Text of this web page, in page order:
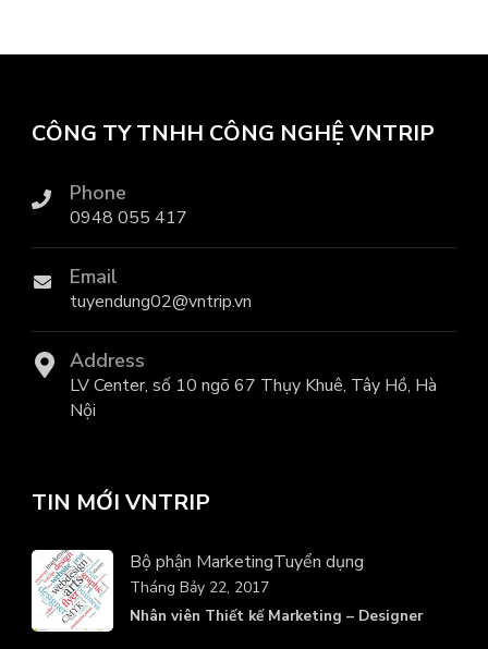
CÔNG TY TNHH CÔNG NGHỆ VNTRIP
Phone
0948 055 417
Email
tuyendung02@vntrip.vn
Address
LV Center, số 10 ngõ 67 Thụy Khuê, Tây Hồ, Hà
Nội
TIN MỚI VNTRIP
Bộ phận MarketingTuyển dụng
Nhân viên Thiết kế Marketing – Designer
Tháng Bảy 22, 2017